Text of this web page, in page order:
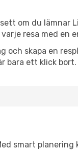
om du
resa med en
skapa en
bara ett klick bort.
smart planering